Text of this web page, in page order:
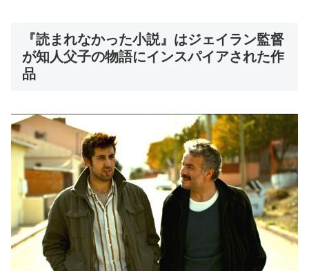
『読まれなかった小説』はジェイラン監督
が知人父子の物語にインスパイアされた作
品